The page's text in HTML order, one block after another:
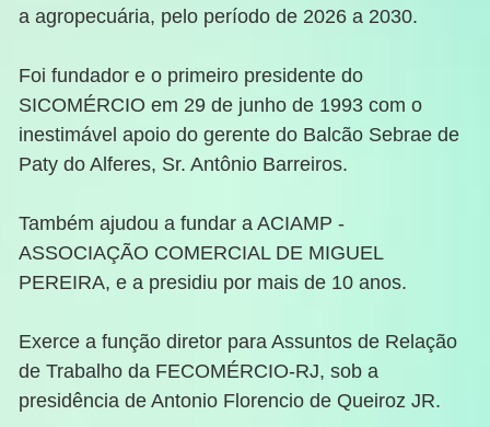
a agropecuária, pelo período de 2026 a 2030.
Foi fundador e o primeiro presidente do
SICOMÉRCIO em 29 de junho de 1993 com o
inestimável apoio do gerente do Balcão Sebrae de
Paty do Alferes, Sr. Antônio Barreiros.
Também ajudou a fundar a ACIAMP -
ASSOCIAÇÃO COMERCIAL DE MIGUEL
PEREIRA, e a presidiu por mais de 10 anos.
Exerce a função diretor para Assuntos de Relação
de Trabalho da FECOMÉRCIO-RJ, sob a
presidência de Antonio Florencio de Queiroz JR.